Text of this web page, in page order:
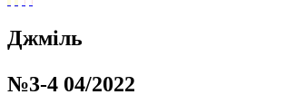
Джміль
№3-4 04/2022